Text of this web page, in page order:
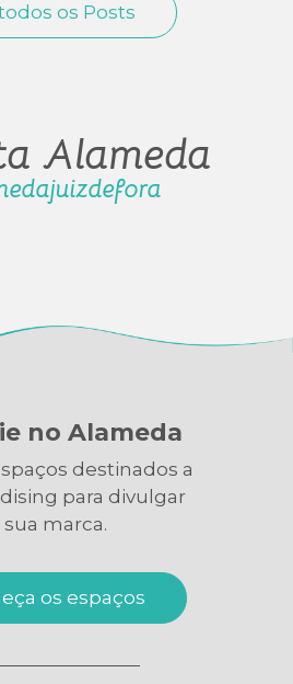
os Posts
Alameda
no Alameda
destinados a
para divulgar
sua marca.
os espaços